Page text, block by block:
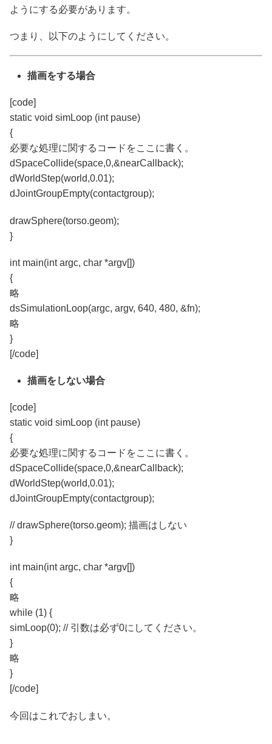
ようにする必要があります。
つまり、以下のようにしてください。
描画をする場合
[code]
static void simLoop (int pause)
{
必要な処理に関するコードをここに書く。
dSpaceCollide(space,0,&nearCallback);
dWorldStep(world,0.01);
dJointGroupEmpty(contactgroup);
drawSphere(torso.geom);
}
int main(int argc, char *argv[])
{
略
dsSimulationLoop(argc, argv, 640, 480, &fn);
略
}
[/code]
描画をしない場合
[code]
static void simLoop (int pause)
{
必要な処理に関するコードをここに書く。
dSpaceCollide(space,0,&nearCallback);
dWorldStep(world,0.01);
dJointGroupEmpty(contactgroup);
// drawSphere(torso.geom); 描画はしない
}
int main(int argc, char *argv[])
{
略
while (1) {
simLoop(0); // 引数は必ず0にしてください。
}
略
}
[/code]
今回はこれでおしまい。